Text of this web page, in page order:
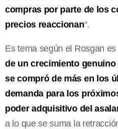
compras por parte de los
precios reaccionan“.
Es tema según el Rosgan es
de un crecimiento
se compró de más en los
demanda para los
poder adquisitivo del
a lo que se suma la